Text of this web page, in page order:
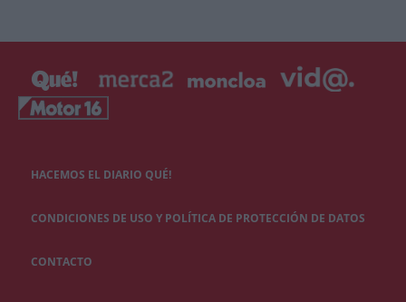
HACEMOS EL DIARIO QUÉ!
CONDICIONES DE USO Y POLÍTICA DE PROTECCIÓN DE DATOS
CONTACTO